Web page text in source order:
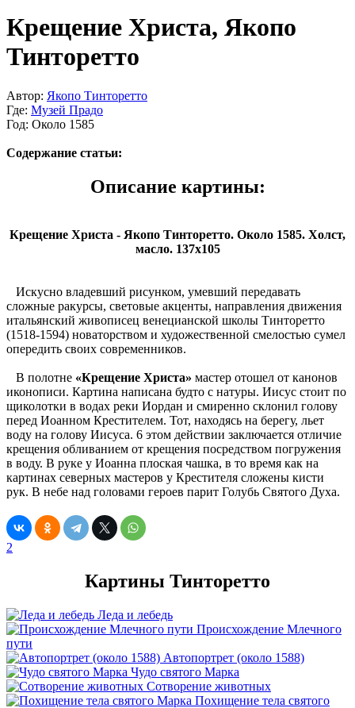
Крещение Христа, Якопо
Тинторетто
Автор: Якопо Тинторетто
Где: Музей Прадо
Год: Около 1585
Содержание статьи:
Описание картины:
Крещение Христа - Якопо Тинторетто. Около 1585. Холст,
масло. 137x105
Искусно владевший рисунком, умевший передавать
сложные ракурсы, световые акценты, направления движения
итальянский живописец венецианской школы Тинторетто
(1518-1594) новаторством и художественной смелостью сумел
опередить своих современников.
В полотне «Крещение Христа» мастер отошел от канонов
иконописи. Картина написана будто с натуры. Иисус стоит по
щиколотки в водах реки Иордан и смиренно склонил голову
перед Иоанном Крестителем. Тот, находясь на берегу, льет
воду на голову Иисуса. 6 этом действии заключается отличие
крещения обливанием от крещения посредством погружения
в воду. В руке у Иоанна плоская чашка, в то время как на
картинах северных мастеров у Крестителя сложены кисти
рук. В небе над головами героев парит Голубь Святого Духа.
2
Картины Тинторетто
Леда и лебедь
Происхождение Млечного
пути
Автопортрет (около 1588)
Чудо святого Марка
Сотворение животных
Похищение тела святого